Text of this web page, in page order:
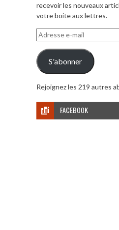
recevoir les nouveaux
votre boite aux lettres.
Adresse
e-
mail
S'abonner
Rejoignez les 219 autres
FACEBOOK